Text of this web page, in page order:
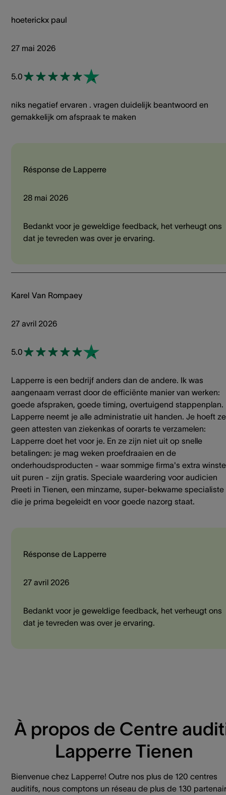
hoeterickx paul
27 mai 2026
5.0
niks negatief ervaren . vragen duidelijk beantwoord en
gemakkelijk om afspraak te maken
Résponse de Lapperre
28 mai 2026
Bedankt voor je geweldige feedback, het verheugt ons
dat je tevreden was over je ervaring.
Karel Van Rompaey
27 avril 2026
5.0
Lapperre is een bedrijf anders dan de andere. Ik was
aangenaam verrast door de efficiënte manier van werken:
goede afspraken, goede timing, overtuigend stappenplan.
Lapperre neemt je alle administratie uit handen. Je hoeft
geen attesten van ziekenkas of oorarts te verzamelen:
Lapperre doet het voor je. En ze zijn niet uit op snelle
betalingen: je mag weken proefdraaien en de
onderhoudsproducten - waar sommige firma's extra
uit puren - zijn gratis. Speciale waardering voor audicien
Preeti in Tienen, een minzame, super-bekwame specialiste
die je prima begeleidt en voor goede nazorg staat.
Résponse de Lapperre
27 avril 2026
Bedankt voor je geweldige feedback, het verheugt ons
dat je tevreden was over je ervaring.
À propos de Centre
Lapperre Tienen
Bienvenue chez Lapperre! Outre nos plus de 120 centres
auditifs, nous comptons un réseau de plus de 130